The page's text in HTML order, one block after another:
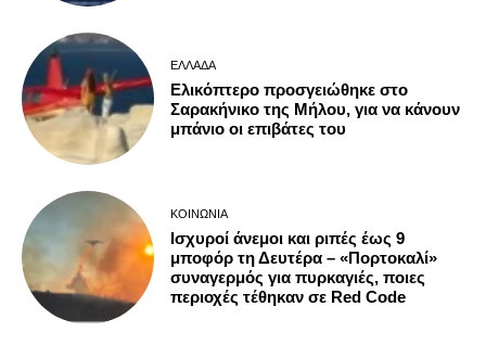
ΕΛΛΆΔΑ
Ελικόπτερο προσγειώθηκε στο
Σαρακήνικο της Μήλου, για να κάνουν
μπάνιο οι επιβάτες του
ΚΟΙΝΩΝΊΑ
Ισχυροί άνεμοι και ριπές έως 9
μποφόρ τη Δευτέρα – «Πορτοκαλί»
συναγερμός για πυρκαγιές, ποιες
περιοχές τέθηκαν σε Red Code